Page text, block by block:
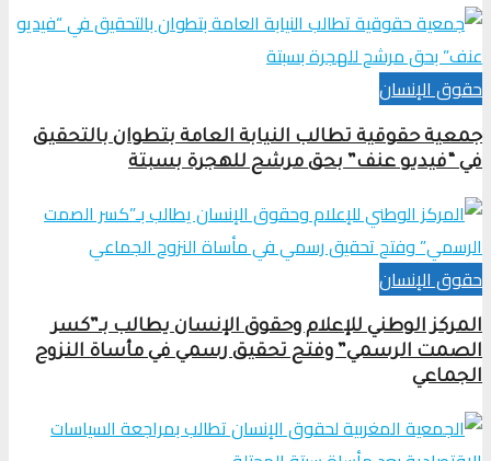
حقوق الإنسان
جمعية حقوقية تطالب النيابة العامة بتطوان بالتحقيق
في “فيديو عنف” بحق مرشح للهجرة بسبتة
حقوق الإنسان
المركز الوطني للإعلام وحقوق الإنسان يطالب بـ”كسر
الصمت الرسمي” وفتح تحقيق رسمي في مأساة النزوح
الجماعي